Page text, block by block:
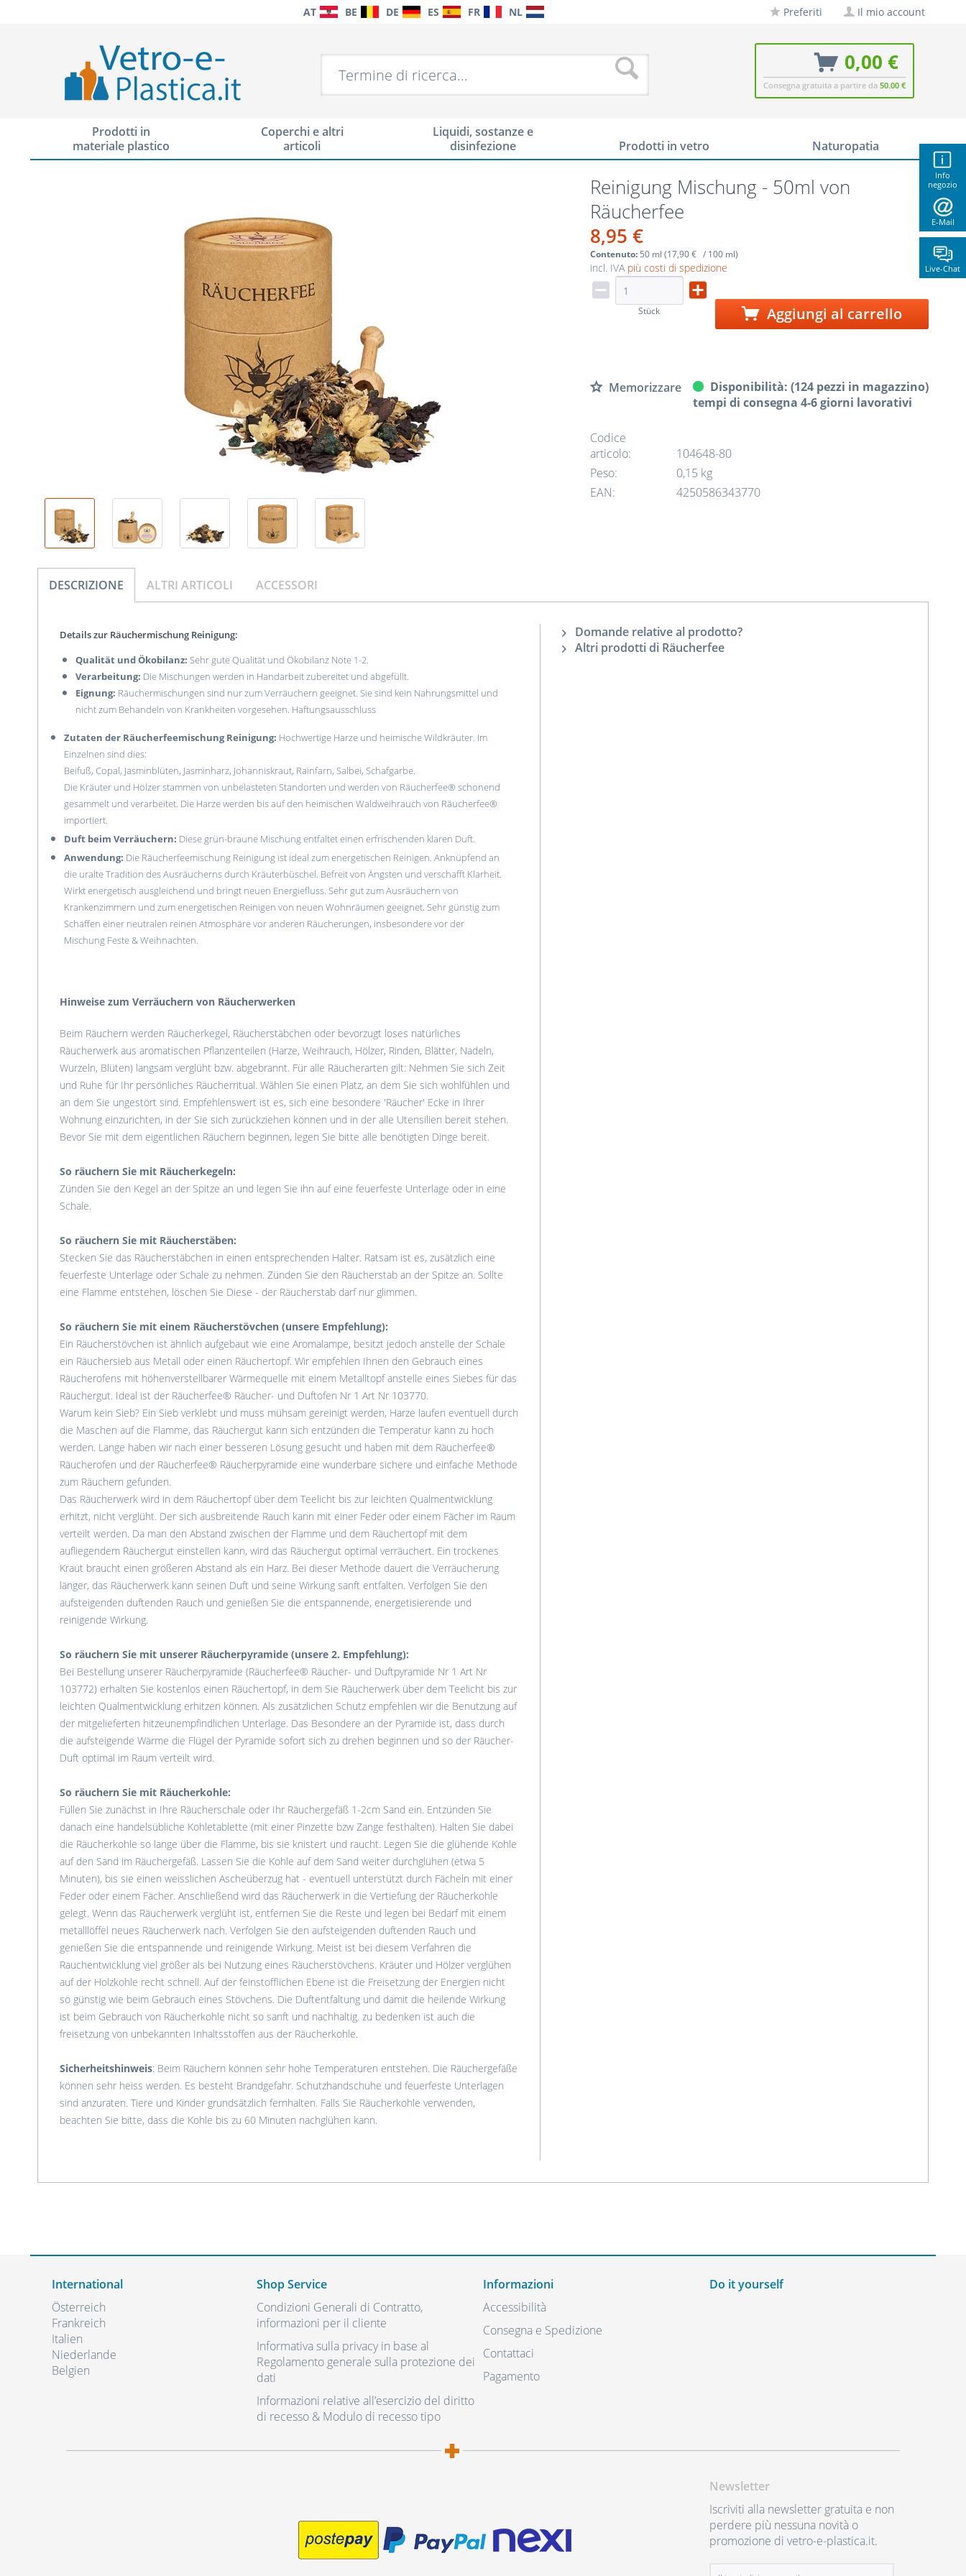
Info
negozio
E-Mail
Live-Chat
AT BE DE ES FR NL Preferiti Il mio account
0,00 €
Consegna gratuita a partire da 50.00 €
Prodotti in
materiale plastico
Coperchi e altri
articoli
Liquidi, sostanze e
disinfezione
Prodotti in vetro Naturopatia
Reinigung Mischung - 50ml von
Räucherfee
8,95 €
Contenuto: 50 ml (17,90 € / 100 ml)
incl. IVA più costi di spedizione
Stück Aggiungi al carrello
Memorizzare
Disponibilità: (124 pezzi in magazzino)
tempi di consegna 4-6 giorni lavorativi
Codice
articolo:
104648-80
Peso:
0,15 kg
EAN:
4250586343770
DESCRIZIONE ALTRI ARTICOLI ACCESSORI
Details zur Räuchermischung Reinigung:
Qualität und Ökobilanz: Sehr gute Qualität und Ökobilanz Note 1-2.
Verarbeitung: Die Mischungen werden in Handarbeit zubereitet und abgefüllt.
Eignung: Räuchermischungen sind nur zum Verräuchern geeignet. Sie sind kein Nahrungsmittel und
nicht zum Behandeln von Krankheiten vorgesehen. Haftungsausschluss
Zutaten der Räucherfeemischung Reinigung: Hochwertige Harze und heimische Wildkräuter. Im
Einzelnen sind dies:
Beifuß, Copal, Jasminblüten, Jasminharz, Johanniskraut, Rainfarn, Salbei, Schafgarbe.
Die Kräuter und Hölzer stammen von unbelasteten Standorten und werden von Räucherfee® schonend
gesammelt und verarbeitet. Die Harze werden bis auf den heimischen Waldweihrauch von Räucherfee®
importiert.
Duft beim Verräuchern: Diese grün-braune Mischung entfaltet einen erfrischenden klaren Duft.
Anwendung: Die Räucherfeemischung Reinigung ist ideal zum energetischen Reinigen. Anknüpfend an
die uralte Tradition des Ausräucherns durch Kräuterbüschel. Befreit von Ängsten und verschafft Klarheit.
Wirkt energetisch ausgleichend und bringt neuen Energiefluss. Sehr gut zum Ausräuchern von
Krankenzimmern und zum energetischen Reinigen von neuen Wohnräumen geeignet. Sehr günstig zum
Schaffen einer neutralen reinen Atmosphäre vor anderen Räucherungen, insbesondere vor der
Mischung Feste & Weihnachten.
Hinweise zum Verräuchern von Räucherwerken
Beim Räuchern werden Räucherkegel, Räucherstäbchen oder bevorzugt loses natürliches
Räucherwerk aus aromatischen Pflanzenteilen (Harze, Weihrauch, Hölzer, Rinden, Blätter, Nadeln,
Wurzeln, Blüten) langsam verglüht bzw. abgebrannt. Für alle Räucherarten gilt: Nehmen Sie sich Zeit
und Ruhe für Ihr persönliches Räucherritual. Wählen Sie einen Platz, an dem Sie sich wohlfühlen und
an dem Sie ungestört sind. Empfehlenswert ist es, sich eine besondere 'Räucher' Ecke in Ihrer
Wohnung einzurichten, in der Sie sich zurückziehen können und in der alle Utensilien bereit stehen.
Bevor Sie mit dem eigentlichen Räuchern beginnen, legen Sie bitte alle benötigten Dinge bereit.
So räuchern Sie mit Räucherkegeln:
Zünden Sie den Kegel an der Spitze an und legen Sie ihn auf eine feuerfeste Unterlage oder in eine
Schale.
So räuchern Sie mit Räucherstäben:
Stecken Sie das Räucherstäbchen in einen entsprechenden Halter. Ratsam ist es, zusätzlich eine
feuerfeste Unterlage oder Schale zu nehmen. Zünden Sie den Räucherstab an der Spitze an. Sollte
eine Flamme entstehen, löschen Sie Diese - der Räucherstab darf nur glimmen.
So räuchern Sie mit einem Räucherstövchen (unsere Empfehlung):
Ein Räucherstövchen ist ähnlich aufgebaut wie eine Aromalampe, besitzt jedoch anstelle der Schale
ein Räuchersieb aus Metall oder einen Räuchertopf. Wir empfehlen Ihnen den Gebrauch eines
Räucherofens mit höhenverstellbarer Wärmequelle mit einem Metalltopf anstelle eines Siebes für das
Räuchergut. Ideal ist der Räucherfee® Räucher- und Duftofen Nr 1 Art Nr 103770.
Warum kein Sieb? Ein Sieb verklebt und muss mühsam gereinigt werden, Harze laufen eventuell durch
die Maschen auf die Flamme, das Räuchergut kann sich entzünden die Temperatur kann zu hoch
werden. Lange haben wir nach einer besseren Lösung gesucht und haben mit dem Räucherfee®
Räucherofen und der Räucherfee® Räucherpyramide eine wunderbare sichere und einfache Methode
zum Räuchern gefunden.
Das Räucherwerk wird in dem Räuchertopf über dem Teelicht bis zur leichten Qualmentwicklung
erhitzt, nicht verglüht. Der sich ausbreitende Rauch kann mit einer Feder oder einem Fächer im Raum
verteilt werden. Da man den Abstand zwischen der Flamme und dem Räuchertopf mit dem
aufliegendem Räuchergut einstellen kann, wird das Räuchergut optimal verräuchert. Ein trockenes
Kraut braucht einen größeren Abstand als ein Harz. Bei dieser Methode dauert die Verräucherung
länger, das Räucherwerk kann seinen Duft und seine Wirkung sanft entfalten. Verfolgen Sie den
aufsteigenden duftenden Rauch und genießen Sie die entspannende, energetisierende und
reinigende Wirkung.
So räuchern Sie mit unserer Räucherpyramide (unsere 2. Empfehlung):
Bei Bestellung unserer Räucherpyramide (Räucherfee® Räucher- und Duftpyramide Nr 1 Art Nr
103772) erhalten Sie kostenlos einen Räuchertopf, in dem Sie Räucherwerk über dem Teelicht bis zur
leichten Qualmentwicklung erhitzen können. Als zusätzlichen Schutz empfehlen wir die Benutzung auf
der mitgelieferten hitzeunempfindlichen Unterlage. Das Besondere an der Pyramide ist, dass durch
die aufsteigende Wärme die Flügel der Pyramide sofort sich zu drehen beginnen und so der Räucher-
Duft optimal im Raum verteilt wird.
So räuchern Sie mit Räucherkohle:
Füllen Sie zunächst in Ihre Räucherschale oder Ihr Räuchergefäß 1-2cm Sand ein. Entzünden Sie
danach eine handelsübliche Kohletablette (mit einer Pinzette bzw Zange festhalten). Halten Sie dabei
die Räucherkohle so lange über die Flamme, bis sie knistert und raucht. Legen Sie die glühende Kohle
auf den Sand im Räuchergefäß. Lassen Sie die Kohle auf dem Sand weiter durchglühen (etwa 5
Minuten), bis sie einen weisslichen Ascheüberzug hat - eventuell unterstützt durch Fächeln mit einer
Feder oder einem Fächer. Anschließend wird das Räucherwerk in die Vertiefung der Räucherkohle
gelegt. Wenn das Räucherwerk verglüht ist, entfernen Sie die Reste und legen bei Bedarf mit einem
metalllöffel neues Räucherwerk nach. Verfolgen Sie den aufsteigenden duftenden Rauch und
genießen Sie die entspannende und reinigende Wirkung. Meist ist bei diesem Verfahren die
Rauchentwicklung viel größer als bei Nutzung eines Räucherstövchens. Kräuter und Hölzer verglühen
auf der Holzkohle recht schnell. Auf der feinstofflichen Ebene ist die Freisetzung der Energien nicht
so günstig wie beim Gebrauch eines Stövchens. Die Duftentfaltung und damit die heilende Wirkung
ist beim Gebrauch von Räucherkohle nicht so sanft und nachhaltig. zu bedenken ist auch die
freisetzung von unbekannten Inhaltsstoffen aus der Räucherkohle.
Sicherheitshinweis: Beim Räuchern können sehr hohe Temperaturen entstehen. Die Räuchergefäße
können sehr heiss werden. Es besteht Brandgefahr. Schutzhandschuhe und feuerfeste Unterlagen
sind anzuraten. Tiere und Kinder grundsätzlich fernhalten. Falls Sie Räucherkohle verwenden,
beachten Sie bitte, dass die Kohle bis zu 60 Minuten nachglühen kann.
Domande relative al prodotto?
Altri prodotti di Räucherfee
International
Österreich
Frankreich
Italien
Niederlande
Belgien
Shop Service
Condizioni Generali di Contratto,
informazioni per il cliente
Informativa sulla privacy in base al
Regolamento generale sulla protezione dei
dati
Informazioni relative all’esercizio del diritto
di recesso & Modulo di recesso tipo
Informazioni
Accessibilità
Consegna e Spedizione
Contattaci
Pagamento
Do it yourself
Newsletter
Iscriviti alla newsletter gratuita e non
perdere più nessuna novità o
promozione di vetro-e-plastica.it.